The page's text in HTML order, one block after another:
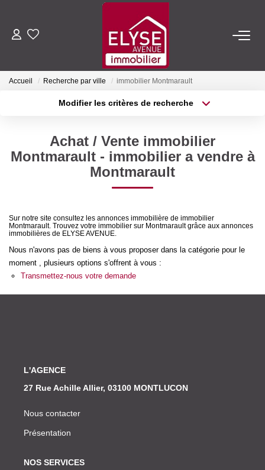
ACHETER
FAIRE GÉRER
Qui Sommes-Nous
Nous Rejoindre
Nos Actualités
Accueil Recherche par ville immobilier Montmarault
Modifier les critères de recherche
Sélectionnez...
Type de bien
Surface min
Achat / Vente immobilier
Montmarault - immobilier a vendre à
Montmarault
Sur notre site consultez les annonces immobilière de immobilier
Montmarault. Trouvez votre immobilier sur Montmarault grâce aux annonces
immobilières de ELYSE AVENUE.
Nous n'avons pas de biens à vous proposer dans la catégorie pour le
moment , plusieurs options s'offrent à vous :
Transmettez-nous votre demande
L'AGENCE
27 Rue Achille Allier, 03100 MONTLUCON
Nous contacter
Présentation
NOS SERVICES